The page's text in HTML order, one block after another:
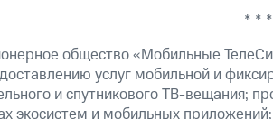
* * *
общество «Мобильные
услуг мобильной и
и спутникового ТВ-вещания;